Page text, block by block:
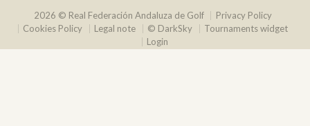
2026 © Real Federación Andaluza de Golf
Privacy Policy
Cookies Policy
Legal note © DarkSky
Tournaments widget
Login